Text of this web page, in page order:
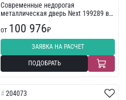
Современные недорогая
металлическая дверь Next 199289 в
от 100 976₽
ЗАЯВКА НА РАСЧЕТ
ПОДОБРАТЬ
204073